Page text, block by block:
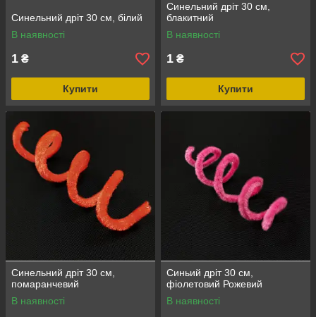
Синельний дріт 30 см, білий
В наявності
1 ₴
Купити
Синельний дріт 30 см,
блакитний
В наявності
1 ₴
Купити
Синельний дріт 30 см,
помаранчевий
В наявності
Синьий дріт 30 см,
фіолетовий Рожевий
В наявності